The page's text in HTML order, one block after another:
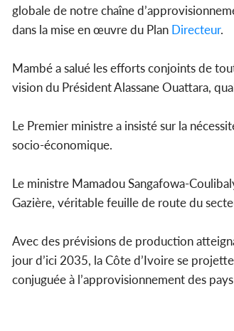
globale de notre chaîne
dans la mise en œuvre du Plan Directeur.
Mambé a salué les efforts conjoints de
vision du Président Alassane Ouattara,
Le Premier ministre a insisté sur la
socio-économique.
Le ministre Mamadou Sangafowa-
Gazière, véritable feuille de route du
Avec des prévisions de production
jour d’ici 2035, la Côte d’Ivoire se
conjuguée à l’approvisionnement des